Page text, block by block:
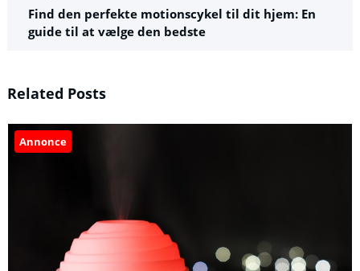
Find den perfekte motionscykel til dit hjem: En
guide til at vælge den bedste
Related Posts
Annonce